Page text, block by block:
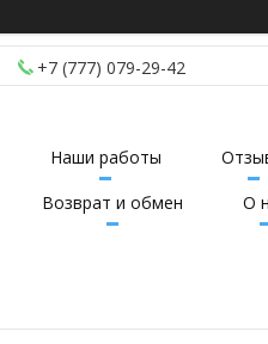
+7 (777) 079-29-42
Наши работы
Возврат и обмен О